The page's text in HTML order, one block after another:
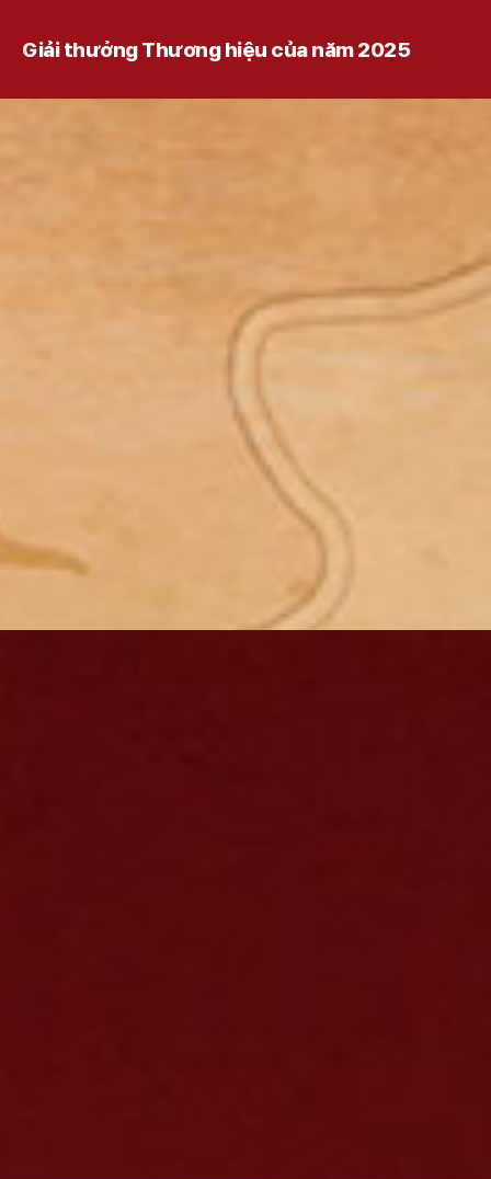
Giải thưởng Thương hiệu của năm 2025